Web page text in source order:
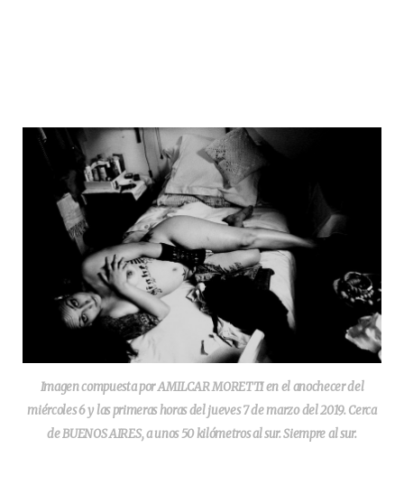
Imagen compuesta por AMILCAR MORETTI en el anochecer del
miércoles 6 y las primeras horas del jueves 7 de marzo del 2019. Cerca
de BUENOS AIRES, a unos 50 kilómetros al sur. Siempre alsur.